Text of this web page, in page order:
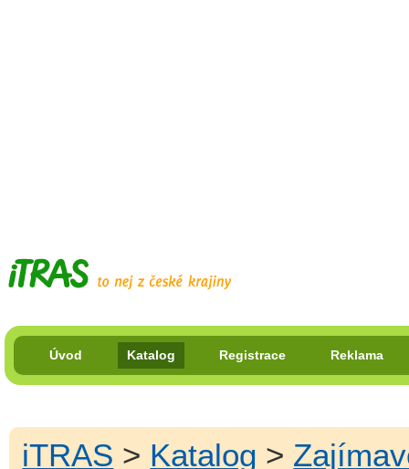
Úvod Katalog Registrace Reklama
iTRAS > Katalog >